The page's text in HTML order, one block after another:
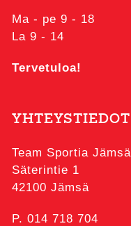
Ma - pe 9 - 18
La 9 - 14
Tervetuloa!
YHTEYSTIEDOT
Team Sportia Jämsä
Säterintie 1
42100 Jämsä
P. 014 718 704